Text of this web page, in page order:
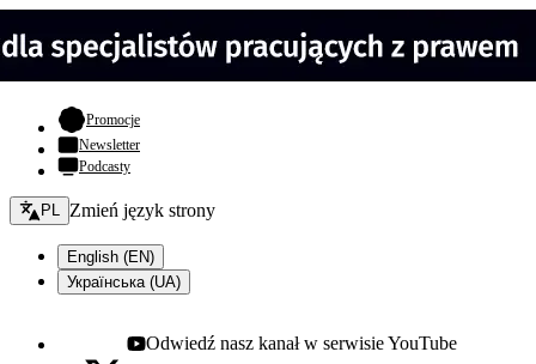
Promocje- otwiera się w nowej karcie
Newsletter
Podcasty
Zmień język - bieżący:
PL Zmień język strony
English (EN)
Українська (UA)
Youtube - otwiera się w nowej karcie
Odwiedź nasz kanał w serwisie YouTube